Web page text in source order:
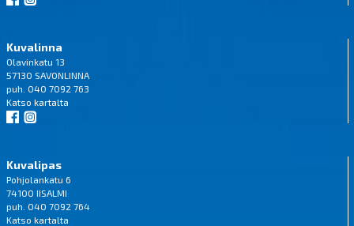
Kuvalinna
Olavinkatu 13
57130 SAVONLINNA
puh. 040 7092 763
Katso kartalta
Kuvalipas
Pohjolankatu 6
74100 IISALMI
puh. 040 7092 764
Katso kartalta